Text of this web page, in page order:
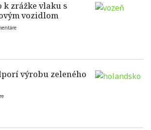
k zrážke vlaku s
vozidlom
výrobu zeleného